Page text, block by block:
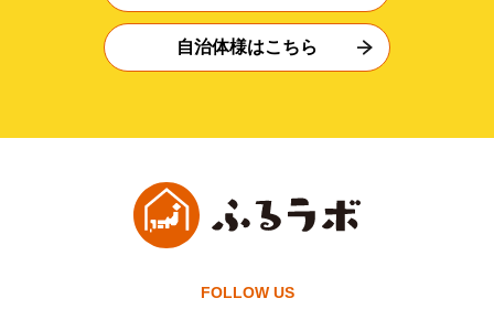
自治体様はこちら
FOLLOW US